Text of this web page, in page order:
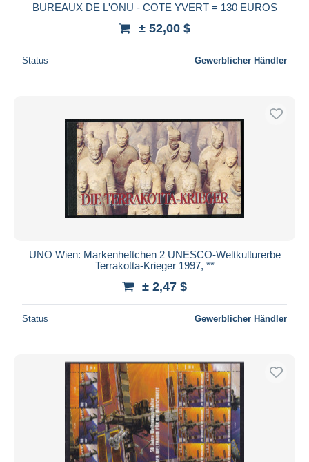
BUREAUX DE L'ONU - COTE YVERT = 130 EUROS
± 52,00 $
Status Gewerblicher Händler
UNO Wien: Markenheftchen 2 UNESCO-Weltkulturerbe
Terrakotta-Krieger 1997, **
± 2,47 $
Status Gewerblicher Händler